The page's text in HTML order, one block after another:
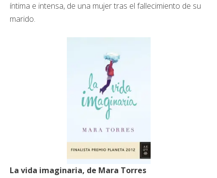
íntima e intensa, de una mujer tras el fallecimiento de su
marido.
La vida imaginaria, de Mara Torres